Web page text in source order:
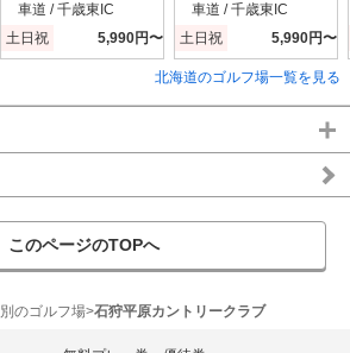
車道 / 千歳東IC
土日祝
5,990円〜
車道 / 千歳東IC
土日祝
5,990円〜
北海道のゴルフ場一覧を見る
このページのTOPへ
のゴルフ場 石狩平原カントリークラブ